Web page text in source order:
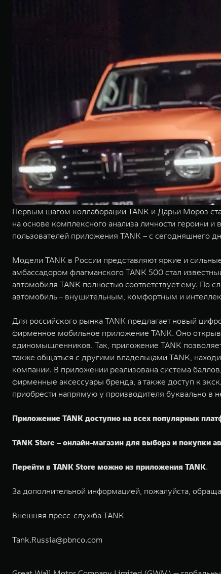
Первым шагом коллаборации TANK и Дарьи Мороз
на основе комплексного анализа личности героини
пользователей приложения TANK – с сегодняшнего
Модели TANK в России представляют яркие и
амбассадором флагманского TANK 500 стал
автомобиля TANK полностью соответствует ему. По
автомобиль – внушительным, комфортным и
Для российского рынка TANK предлагает новый
фирменное мобильное приложение TANK. Оно
единомышленников. Так, приложение TANK
также общаться с другими владельцами TANK,
компании. В приложении реализована система
фирменные аксессуары бренда, а также доступ к
приобрести напрямую у производителя буквально в
Приложение TANK доступно на всех популярных
TANK Store – онлайн-магазин для выбора и покупки
Перейти в TANK Store можно из приложения TANK.
За дополнительной информацией, пожалуйста,
Внешняя пресс-служба TANK
Tank.Russia@pbnco.com